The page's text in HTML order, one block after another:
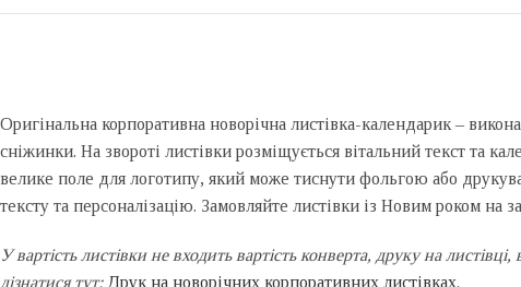
Оригінальна корпоративна новорічна листівка-календарик –
сніжинки. На звороті листівки розміщується вітальний текст та
велике поле для логотипу, який може тиснути фольгою або
тексту та персоналізацію. Замовляйте листівки із Новим роком на
У вартість листівки не входить вартість конверта, друку на
дізнатися тут: Друк на новорічних корпоративних листівках.